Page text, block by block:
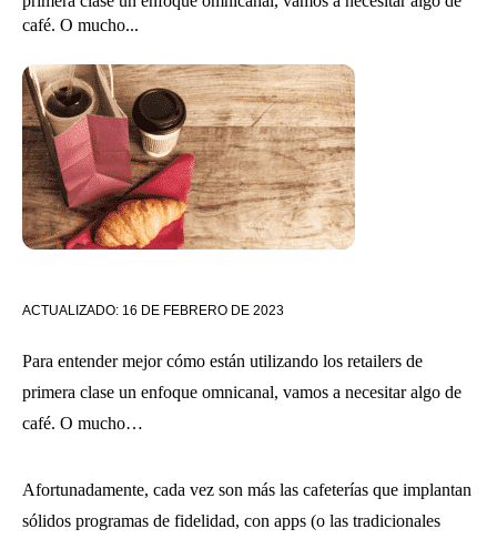
café. O mucho...
ACTUALIZADO: 16 DE FEBRERO DE 2023
Para entender mejor cómo están utilizando los retailers de
primera clase un enfoque omnicanal, vamos a necesitar algo de
café. O mucho…
Afortunadamente, cada vez son más las cafeterías que implantan
sólidos programas de fidelidad, con apps (o las tradicionales